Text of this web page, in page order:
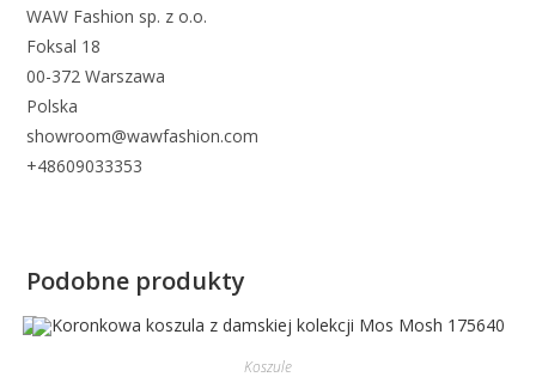
WAW Fashion sp. z o.o.
Foksal 18
00-372 Warszawa
Polska
showroom@wawfashion.com
+48609033353
Podobne produkty
Koszule